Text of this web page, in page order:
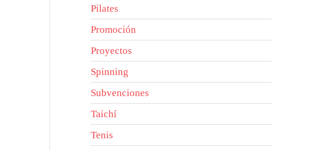
Pilates
Promoción
Proyectos
Spinning
Subvenciones
Taichí
Tenis